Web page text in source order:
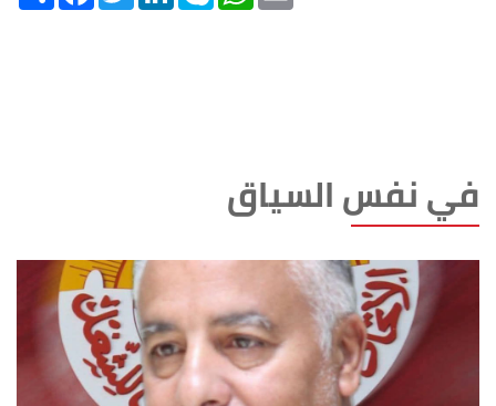
في نفس السياق